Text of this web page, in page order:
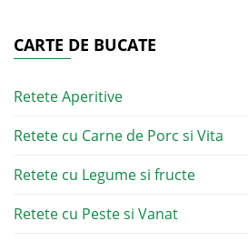
CARTE DE BUCATE
Retete Aperitive
Retete cu Carne de Porc si Vita
Retete cu Legume si fructe
Retete cu Peste si Vanat